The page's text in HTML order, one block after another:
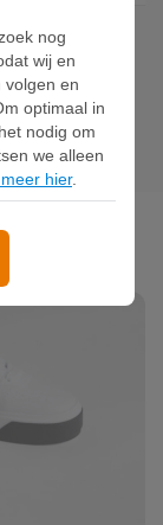
nog
wij en
volgen en
optimaal in
nodig om
we alleen
hier.